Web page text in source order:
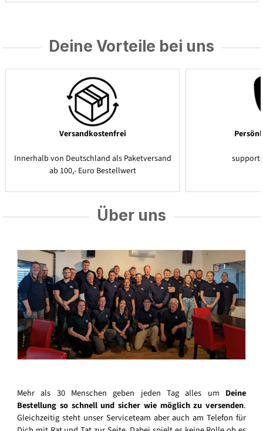
Deine Vorteile bei uns
Versandkostenfrei
Innerhalb von Deutschland als Paketversand
ab 100,- Euro Bestellwert
Über uns
Mehr als 30 Menschen geben jeden Tag alles um Deine
Bestellung so schnell und sicher wie möglich zu versenden.
Gleichzeitig steht unser Serviceteam aber auch am Telefon für